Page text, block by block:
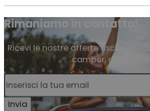
Rimaniamo in contatto!
Ricevi le nostre offerte esclusive
camper, auto,
Invia